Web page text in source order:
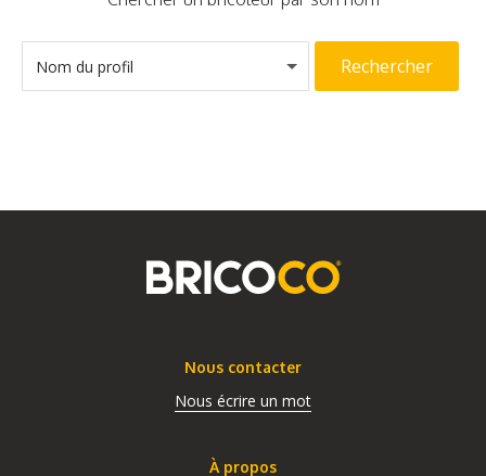
Nom du profil Rechercher
Nous contacter
Nous écrire un mot
À propos